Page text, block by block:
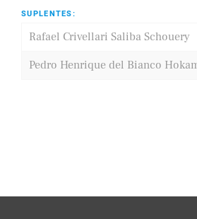
SUPLENTES:
Rafael Crivellari Saliba Schouery
Pedro Henrique del Bianco